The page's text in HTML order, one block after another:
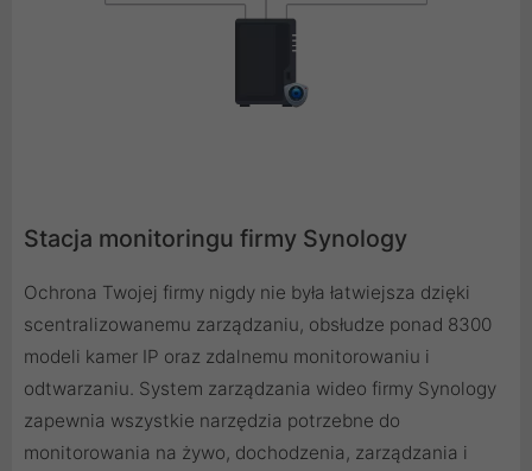
Stacja monitoringu firmy Synology
Ochrona Twojej firmy nigdy nie była łatwiejsza dzięki
scentralizowanemu zarządzaniu, obsłudze ponad 8300
modeli kamer IP oraz zdalnemu monitorowaniu i
odtwarzaniu. System zarządzania wideo firmy Synology
zapewnia wszystkie narzędzia potrzebne do
monitorowania na żywo, dochodzenia, zarządzania i